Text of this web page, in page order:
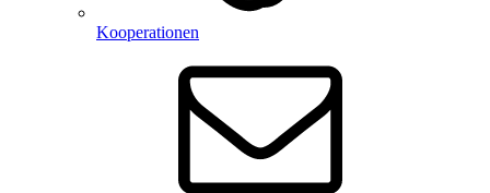
Kooperationen